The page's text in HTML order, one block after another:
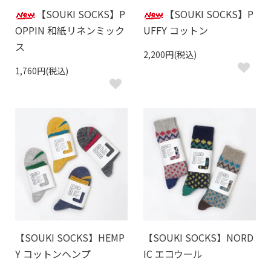
【SOUKI SOCKS】P
OPPIN 和紙リネンミック
ス
1,760円(税込)
【SOUKI SOCKS】P
UFFY コットン
2,200円(税込)
【SOUKI SOCKS】HEMP
Y コットンヘンプ
【SOUKI SOCKS】NORD
IC エコウール